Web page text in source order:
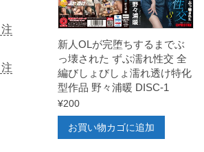
新人OLが完堕ちするまでぶ
っ壊された ずぶ濡れ性交 全
編びしょびしょ濡れ透け特化
型作品 野々浦暖 DISC-1
¥200
お買い物カゴに追加